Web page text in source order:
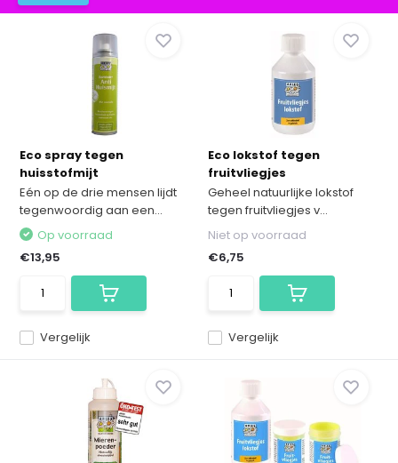
Eco spray tegen
huisstofmijt
Eén op de drie mensen lijdt
tegenwoordig aan een...
Vergelijk
Op voorraad
€13,95
Eco lokstof tegen
fruitvliegjes
Geheel natuurlijke lokstof
tegen fruitvliegjes v...
Vergelijk
Niet op voorraad
€6,75